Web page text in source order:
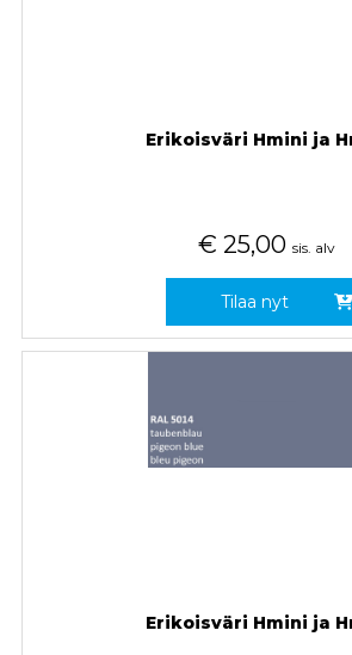
Erikoisväri Hmini ja
€ 25,00 sis. alv
Tilaa nyt
Erikoisväri Hmini ja